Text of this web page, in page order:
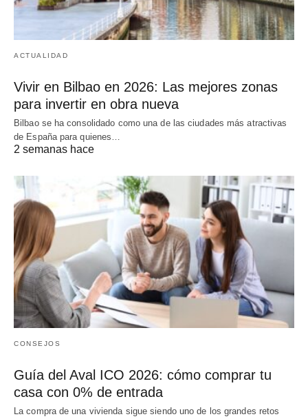
ACTUALIDAD
Vivir en Bilbao en 2026: Las mejores zonas
para invertir en obra nueva
Bilbao se ha consolidado como una de las ciudades más atractivas
de España para quienes…
2 semanas hace
CONSEJOS
Guía del Aval ICO 2026: cómo comprar tu
casa con 0% de entrada
La compra de una vivienda sigue siendo uno de los grandes retos